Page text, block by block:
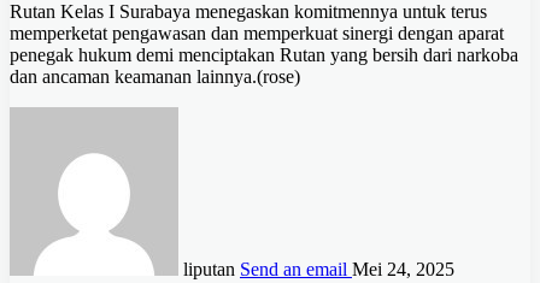
Rutan Kelas I Surabaya menegaskan komitmennya untuk terus
memperketat pengawasan dan memperkuat sinergi dengan aparat
penegak hukum demi menciptakan Rutan yang bersih dari narkoba
dan ancaman keamanan lainnya.(rose)
liputan Send an email Mei 24, 2025